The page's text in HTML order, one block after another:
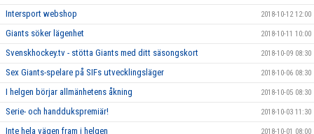
Intersport webshop 2018-10-12 12:00
Giants söker lägenhet 2018-10-11 10:00
Svenskhockey.tv - stötta Giants med ditt säsongskort 2018-10-09 08:30
Sex Giants-spelare på SIFs utvecklingsläger 2018-10-06 08:30
I helgen börjar allmänhetens åkning 2018-10-05 08:30
Serie- och handdukspremiär! 2018-10-03 11:30
Inte hela vägen fram i helgen 2018-10-01 08:00